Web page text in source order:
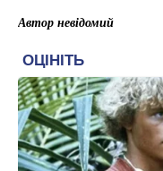
Автор невідомий